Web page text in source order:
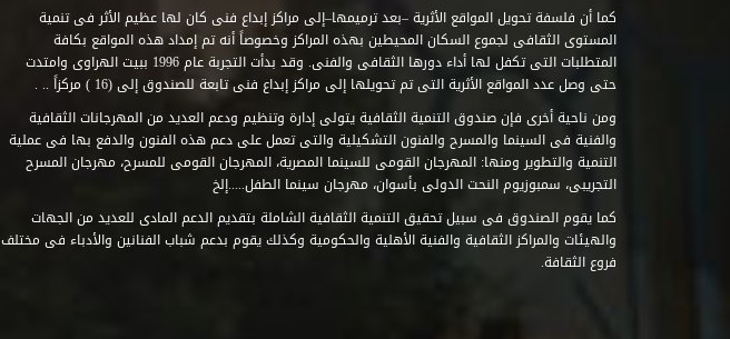
كما أن فلسفة تحويل المواقع الأثرية –بعد ترميمها–إلى مراكز إبداع فنى كان لها عظيم الأثر فى تنمية
المستوى الثقافى لجموع السكان المحيطين بهذه المراكز وخصوصاً أنه تم إمداد هذه المواقع بكافة
المتطلبات التى تكفل لها أداء دورها الثقافى والفنى. وقد بدأت التجربة عام 1996 ببيت الهراوى وامتدت
حتى وصل عدد المواقع الأثرية التى تم تحويلها إلى مراكز إبداع فنى تابعة للصندوق إلى (16 ) مركزاً .. .
ومن ناحية أخرى فإن صندوق التنمية الثقافية يتولى إدارة وتنظيم ودعم العديد من المهرجانات الثقافية
والفنية فى السينما والمسرح والفنون التشكيلية والتى تعمل على دعم هذه الفنون والدفع بها فى عملية
التنمية والتطوير ومنها: المهرجان القومى للسينما المصرية، المهرجان القومى للمسرح، مهرجان المسرح
التجريبى، سمبوزيوم النحت الدولى بأسوان، مهرجان سينما الطفل.....إلخ
كما يقوم الصندوق فى سبيل تحقيق التنمية الثقافية الشاملة بتقديم الدعم المادى للعديد من الجهات
والهيئات والمراكز الثقافية والفنية الأهلية والحكومية وكذلك يقوم بدعم شباب الفنانين والأدباء فى مختلف
فروع الثقافة.